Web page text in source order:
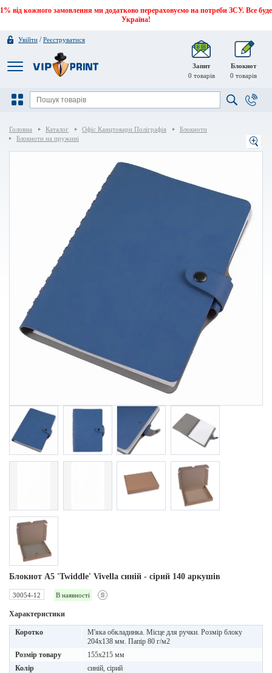
1% від кожного замовлення ми додатково перераховуємо на потреби ЗСУ. Все буде
Україна!
Увійти /Реєструватися
Запит
0 товарів
Блокнот
0 товарів
Головна Каталог Офіс Канцтовари Поліграфія
Блокноти
Блокноти на пружині
Блокнот А5 'Twiddle' Vivella синій - cірий 140 аркушів
30054-12 В наявності
Характеристики
Коротко
М'яка обкладинка. Місце для ручки. Розмір блоку
204х138 мм. Папір 80 г/м2
Розмір товару
155х215 мм
Колір
синій, сірий